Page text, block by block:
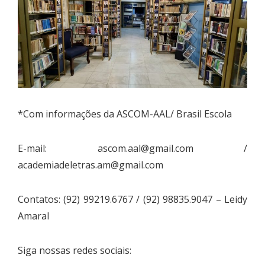
*Com informações da ASCOM-AAL/ Brasil Escola
E-mail: ascom.aal@gmail.com /
academiadeletras.am@gmail.com
Contatos: (92) 99219.6767 / (92) 98835.9047 – Leidy
Amaral
Siga nossas redes sociais: